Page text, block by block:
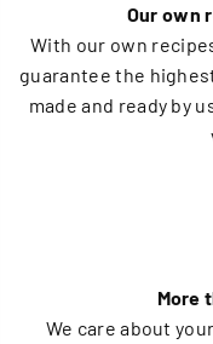
Our own
With our own
guarantee the
made and ready by
More
We care about